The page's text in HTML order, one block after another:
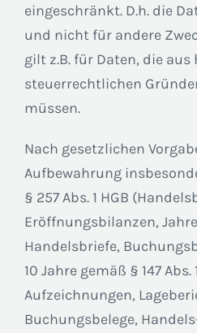
eingeschränkt. D.h. die
und nicht für andere
gilt z.B. für Daten, die
steuerrechtlichen
müssen.
Nach gesetzlichen
Aufbewahrung
§ 257 Abs. 1 HGB
Eröffnungsbilanzen,
Handelsbriefe,
10 Jahre gemäß § 147 Abs.
Aufzeichnungen,
Buchungsbelege,